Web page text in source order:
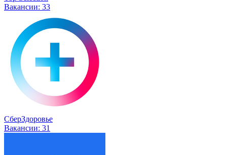
Вакансии: 33
СберЗдоровье
Вакансии: 31